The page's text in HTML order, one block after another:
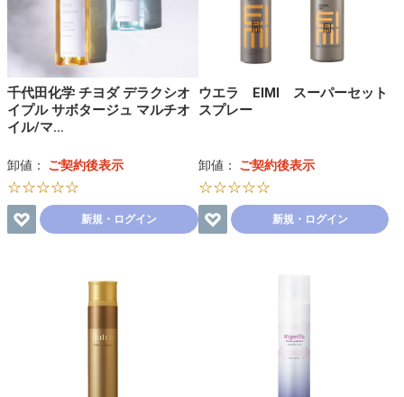
千代田化学 チヨダ デラクシオ
イプル サボタージュ マルチオ
イル/マ…
卸値： ご契約後表示
☆☆☆☆☆
新規・ログイン
ウエラ EIMI スーパーセット
スプレー
卸値： ご契約後表示
☆☆☆☆☆
新規・ログイン